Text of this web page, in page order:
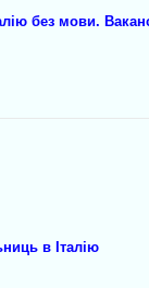
без мови.
в Італію